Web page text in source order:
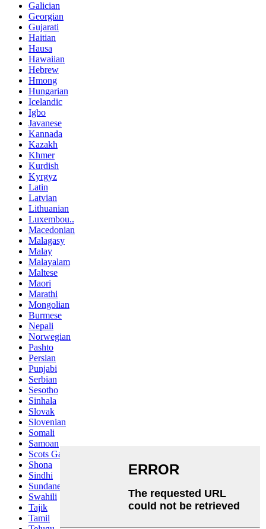
Galician
Georgian
Gujarati
Haitian
Hausa
Hawaiian
Hebrew
Hmong
Hungarian
Icelandic
Igbo
Javanese
Kannada
Kazakh
Khmer
Kurdish
Kyrgyz
Latin
Latvian
Lithuanian
Luxembou..
Macedonian
Malagasy
Malay
Malayalam
Maltese
Maori
Marathi
Mongolian
Burmese
Nepali
Norwegian
Pashto
Persian
Punjabi
Serbian
Sesotho
Sinhala
Slovak
Slovenian
Somali
Samoan
Scots Gaelic
Shona
Sindhi
Sundanese
Swahili
Tajik
Tamil